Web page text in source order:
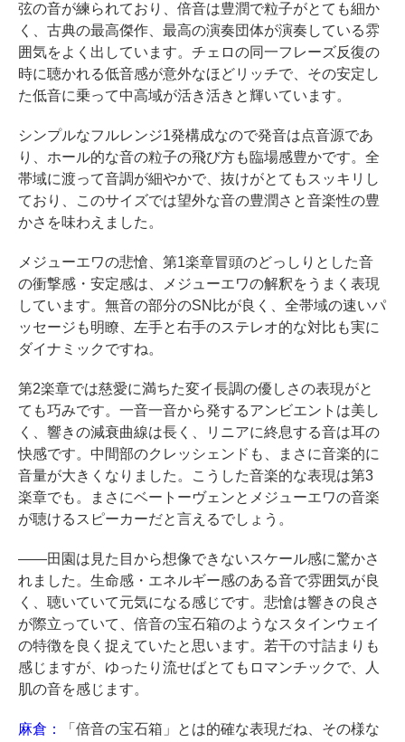
弦の音が練られており、倍音は豊潤で粒子がとても細か
く、古典の最高傑作、最高の演奏団体が演奏している雰
囲気をよく出しています。チェロの同一フレーズ反復の
時に聴かれる低音感が意外なほどリッチで、その安定し
た低音に乗って中高域が活き活きと輝いています。
シンプルなフルレンジ1発構成なので発音は点音源であ
り、ホール的な音の粒子の飛び方も臨場感豊かです。全
帯域に渡って音調が細やかで、抜けがとてもスッキリし
ており、このサイズでは望外な音の豊潤さと音楽性の豊
かさを味わえました。
メジューエワの悲愴、第1楽章冒頭のどっしりとした音
の衝撃感・安定感は、メジューエワの解釈をうまく表現
しています。無音の部分のSN比が良く、全帯域の速いパ
ッセージも明瞭、左手と右手のステレオ的な対比も実に
ダイナミックですね。
第2楽章では慈愛に満ちた変イ長調の優しさの表現がと
ても巧みです。一音一音から発するアンビエントは美し
く、響きの減衰曲線は長く、リニアに終息する音は耳の
快感です。中間部のクレッシェンドも、まさに音楽的に
音量が大きくなりました。こうした音楽的な表現は第3
楽章でも。まさにベートーヴェンとメジューエワの音楽
が聴けるスピーカーだと言えるでしょう。
――田園は見た目から想像できないスケール感に驚かさ
れました。生命感・エネルギー感のある音で雰囲気が良
く、聴いていて元気になる感じです。悲愴は響きの良さ
が際立っていて、倍音の宝石箱のようなスタインウェイ
の特徴を良く捉えていたと思います。若干の寸詰まりも
感じますが、ゆったり流せばとてもロマンチックで、人
肌の音を感じます。
麻倉：
「倍音の宝石箱」とは的確な表現だね、その様な